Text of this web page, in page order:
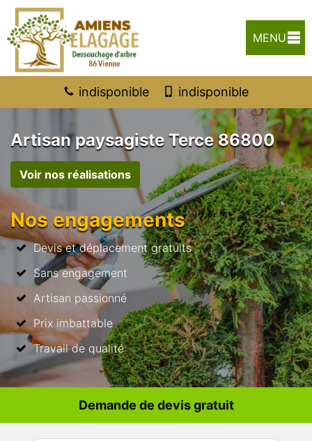
MENU
indisponible indisponible
Artisan paysagiste Terce 86800
Voir nos réalisations
Nos engagements
Devis et déplacement gratuits
Sans engagement
Artisan passionné
Prix imbattable
Travail de qualité
Demande de devis gratuit